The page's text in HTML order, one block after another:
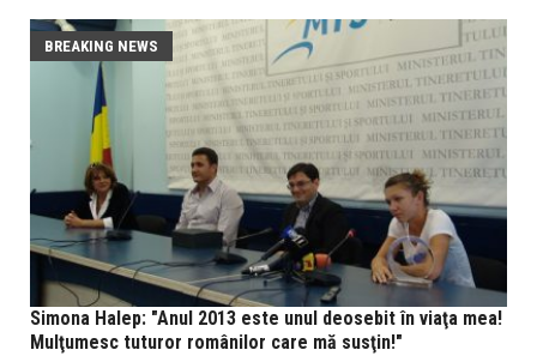
BREAKING NEWS
Simona Halep: "Anul 2013 este unul deosebit în viaţa mea!
Mulţumesc tuturor românilor care mă susţin!"